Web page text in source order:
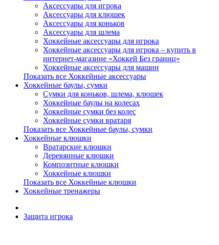
Аксессуары для игрока
Аксессуары для клюшек
Аксессуары для коньков
Аксессуары для шлема
Хоккейные аксессуары для игрока
Хоккейные аксессуары для игрока – купить в
интернет-магазине «Хоккей Без границ»
Хоккейные аксессуары для машин
Показать все Хоккейные аксессуары
Хоккейные баулы, сумки
Сумки для коньков, шлема, клюшек
Хоккейные баулы на колесах
Хоккейные сумки без колес
Хоккейные сумки вратаря
Показать все Хоккейные баулы, сумки
Хоккейные клюшки
Вратарские клюшки
Деревянные клюшки
Композитные клюшки
Хоккейные клюшки
Показать все Хоккейные клюшки
Хоккейные тренажеры
Защита игрока